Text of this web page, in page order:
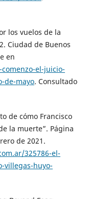
los vuelos de la
Ciudad de Buenos
en
el-juicio-
de-mayo. Consultado
de cómo Francisco
la muerte”. Página
de 2021.
325786-el-
villegas-huyo-